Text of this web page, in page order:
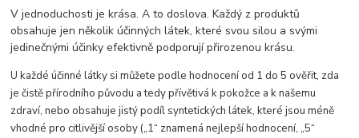
V jednoduchosti je krása. A to doslova. Každý z produktů
obsahuje jen několik účinných látek, které svou silou a svými
jedinečnými účinky efektivně podporují přirozenou krásu.
U každé účinné látky si můžete podle hodnocení od 1 do 5 ověřit, zda
je čistě přírodního původu a tedy přívětivá k pokožce a k našemu
zdraví, nebo obsahuje jistý podíl syntetických látek, které jsou méně
vhodné pro citlivější osoby („1“ znamená nejlepší hodnocení, „5“